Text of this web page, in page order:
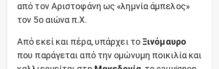
από τον Αριστοφάνη ως «λημνία άμπελος»
τον 5ο αιώνα π.Χ.
Από εκεί και πέρα, υπάρχει το Ξινόμαυρο
που παράγεται από την ομώνυμη ποικιλία και